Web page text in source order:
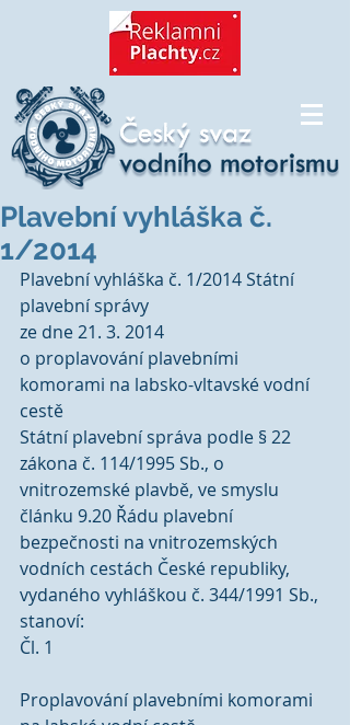
Plavební vyhláška č.
1/2014
Plavební vyhláška č. 1/2014 Státní
plavební správy
ze dne 21. 3. 2014
o proplavování plavebními
komorami na labsko-vltavské vodní
cestě
Státní plavební správa podle § 22
zákona č. 114/1995 Sb., o
vnitrozemské plavbě, ve smyslu
článku 9.20 Řádu plavební
bezpečnosti na vnitrozemských
vodních cestách České republiky,
vydaného vyhláškou č. 344/1991 Sb.,
stanoví:
Čl. 1
Proplavování plavebními komorami